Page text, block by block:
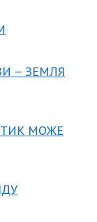
– ЗЕМЛЯ
МОЖЕ